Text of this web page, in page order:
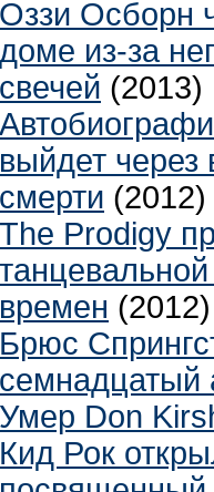
Оззи Осборн
доме из-за
свечей (2013)
выйдет через
смерти (2012)
The Prodigy
времен (2012)
Брюс
семнадцатый
Умер Don
Кид Рок